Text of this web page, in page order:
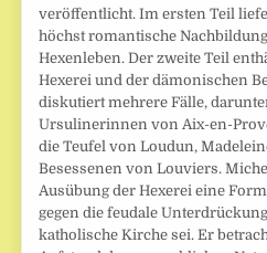
veröffentlicht. Im ersten Teil
höchst romantische
Hexenleben. Der zweite Teil
Hexerei und der dämonischen
diskutiert mehrere Fälle,
Ursulinerinnen von Aix-en-
die Teufel von Loudun,
Besessenen von Louviers.
Ausübung der Hexerei eine
gegen die feudale
katholische Kirche sei. Er